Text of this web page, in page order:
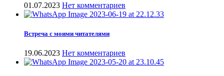
01.07.2023 Нет комментариев
Встреча с моими читателями
19.06.2023 Нет комментариев